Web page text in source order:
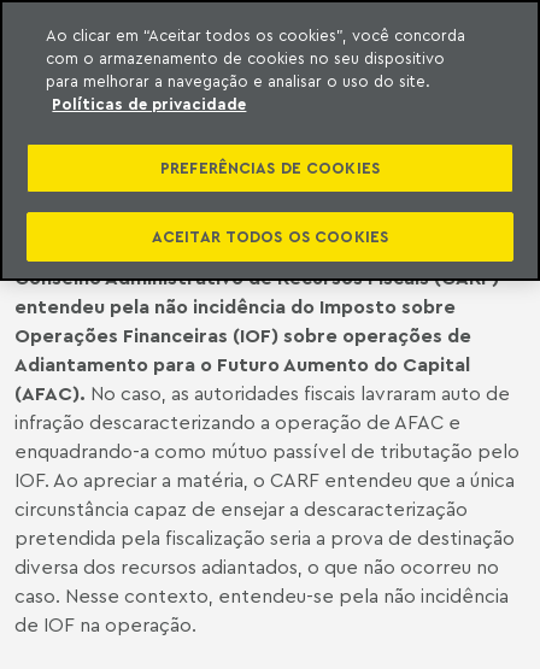
o conteúdo
Meyer
SOBRE OPERAÇÕES DE AFAC
No julgamento do acórdão nº 3301-012.379, o
Conselho Administrativo de Recursos Fiscais (CARF)
entendeu pela não incidência do Imposto sobre
Operações Financeiras (IOF) sobre operações de
Adiantamento para o Futuro Aumento do Capital
(AFAC). No caso, as autoridades fiscais lavraram auto de
infração descaracterizando a operação de AFAC e
enquadrando-a como mútuo passível de tributação pelo
IOF. Ao apreciar a matéria, o CARF entendeu que a única
circunstância capaz de ensejar a descaracterização
pretendida pela fiscalização seria a prova de destinação
diversa dos recursos adiantados, o que não ocorreu no
caso. Nesse contexto, entendeu-se pela não incidência
de IOF na operação.
Ao clicar em “Aceitar todos os cookies”, você concorda
com o armazenamento de cookies no seu dispositivo
para melhorar a navegação e analisar o uso do site.
Políticas de privacidade
PREFERÊNCIAS DE COOKIES
ACEITAR TODOS OS COOKIES